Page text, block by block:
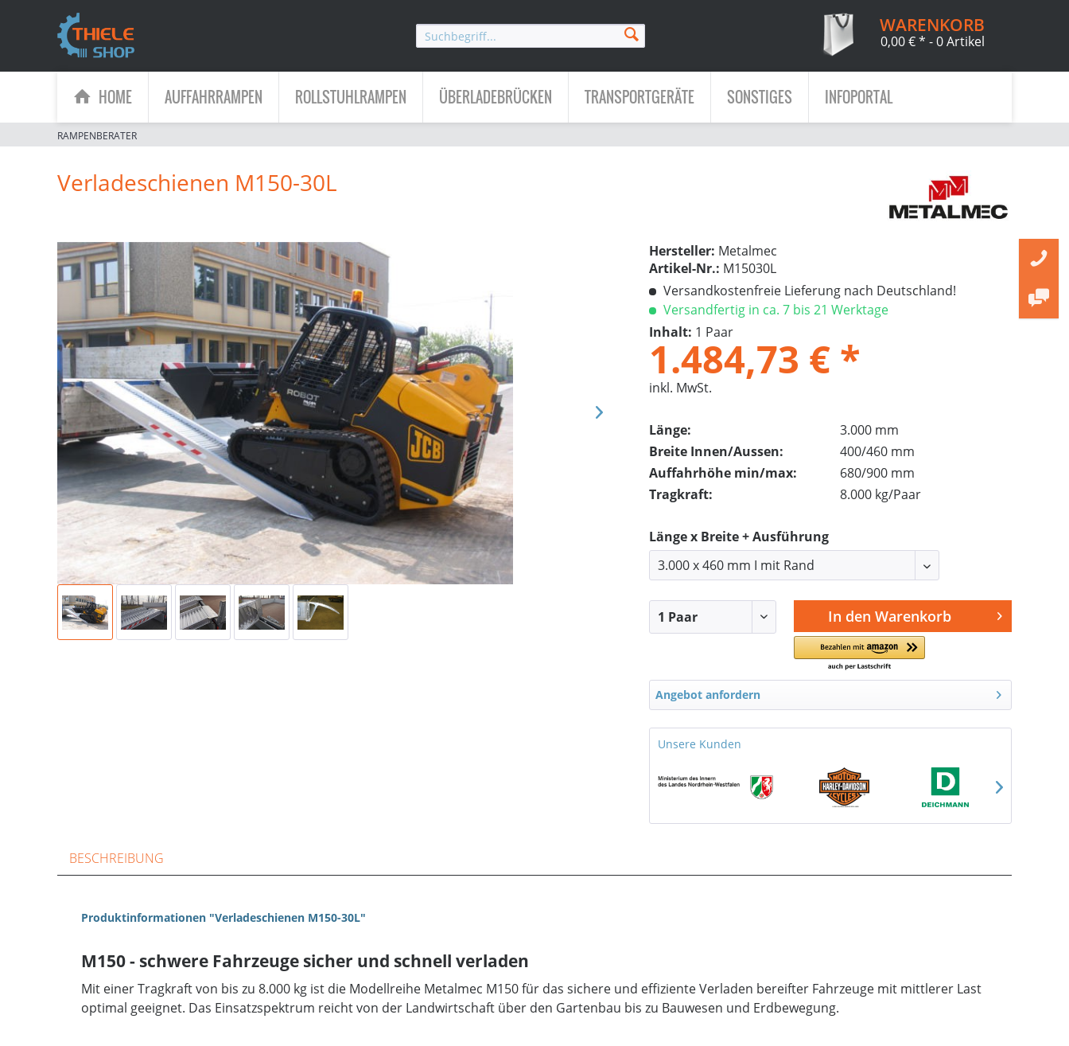
WARENKORB
0,00 € * - 0 Artikel
HOME AUFFAHRRAMPEN ROLLSTUHLRAMPEN ÜBERLADEBRÜCKEN TRANSPORTGERÄTE SONSTIGES INFOPORTAL
RAMPENBERATER
Verladeschienen M150-30L
Hersteller: Metalmec
Artikel-Nr.: M15030L
Versandkostenfreie Lieferung nach Deutschland!
Versandfertig in ca. 7 bis 21 Werktage
Inhalt: 1 Paar
1.484,73 € *
inkl. MwSt.
Länge:
3.000 mm
Breite Innen/Aussen:
400/460 mm
Auffahrhöhe min/max:
680/900 mm
Tragkraft:
8.000 kg/Paar
Länge x Breite + Ausführung
In den Warenkorb
Angebot anfordern
Unsere Kunden
BESCHREIBUNG
Produktinformationen "Verladeschienen M150-30L"
M150 - schwere Fahrzeuge sicher und schnell verladen
Mit einer Tragkraft von bis zu 8.000 kg ist die Modellreihe Metalmec M150 für das sichere und effiziente Verladen bereifter Fahrzeuge mit mittlerer Last
optimal geeignet. Das Einsatzspektrum reicht von der Landwirtschaft über den Gartenbau bis zu Bauwesen und Erdbewegung.